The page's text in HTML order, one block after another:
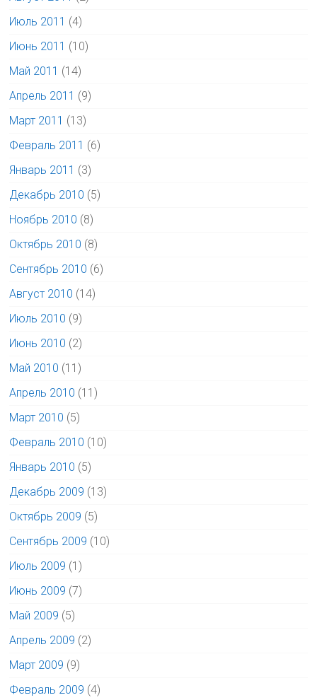
Июль 2011 (4)
Июнь 2011 (10)
Май 2011 (14)
Апрель 2011 (9)
Март 2011 (13)
Февраль 2011 (6)
Январь 2011 (3)
Декабрь 2010 (5)
Ноябрь 2010 (8)
Октябрь 2010 (8)
Сентябрь 2010 (6)
Август 2010 (14)
Июль 2010 (9)
Июнь 2010 (2)
Май 2010 (11)
Апрель 2010 (11)
Март 2010 (5)
Февраль 2010 (10)
Январь 2010 (5)
Декабрь 2009 (13)
Октябрь 2009 (5)
Сентябрь 2009 (10)
Июль 2009 (1)
Июнь 2009 (7)
Май 2009 (5)
Апрель 2009 (2)
Март 2009 (9)
Февраль 2009 (4)